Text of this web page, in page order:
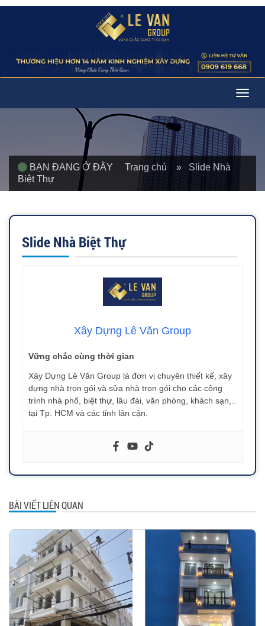
BẠN ĐANG Ở ĐÂY Trang chủ » Slide Nhà
Biệt Thự
Slide Nhà Biệt Thự
Xây Dựng Lê Văn Group
Vững chắc cùng thời gian
Xây Dựng Lê Văn Group là đơn vị chuyên thiết kế, xây
dựng nhà trọn gói và sửa nhà trọn gói cho các công
trình nhà phố, biệt thự, lâu đài, văn phòng, khách sạn,..
tại Tp. HCM và các tỉnh lân cận.
BÀI VIẾT LIÊN QUAN